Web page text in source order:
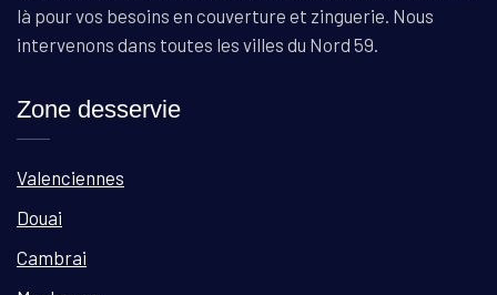
là pour vos besoins en couverture et zinguerie. Nous
intervenons dans toutes les villes du Nord 59.
Zone desservie
Valenciennes
Douai
Cambrai